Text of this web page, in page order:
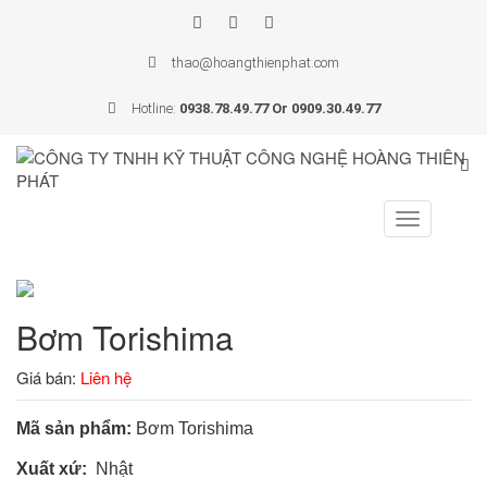
thao@hoangthienphat.com
Hotline: 0938.78.49.77 Or 0909.30.49.77
Toggle
navigation
Bơm Torishima
Giá bán: Liên hệ
Mã sản phẩm: Bơm Torishima
Xuất xứ: Nhật